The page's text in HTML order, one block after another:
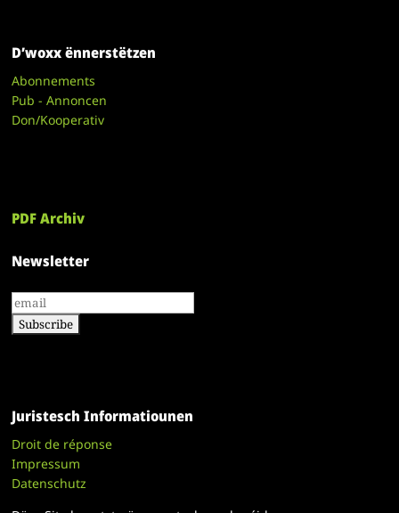
D’woxx ënnerstëtzen
Abonnements
Pub - Annoncen
Don/Kooperativ
PDF Archiv
Newsletter
Juristesch Informatiounen
Droit de réponse
Impressum
Datenschutz